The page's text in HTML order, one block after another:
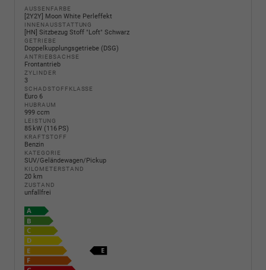
AUSSENFARBE
[2Y2Y] Moon White Perleffekt
INNENAUSSTATTUNG
[HN] Sitzbezug Stoff "Loft" Schwarz
GETRIEBE
Doppelkupplungsgetriebe (DSG)
ANTRIEBSACHSE
Frontantrieb
ZYLINDER
3
SCHADSTOFFKLASSE
Euro 6
HUBRAUM
999 ccm
LEISTUNG
85 kW (116 PS)
KRAFTSTOFF
Benzin
KATEGORIE
SUV/Geländewagen/Pickup
KILOMETERSTAND
20 km
ZUSTAND
unfallfrei